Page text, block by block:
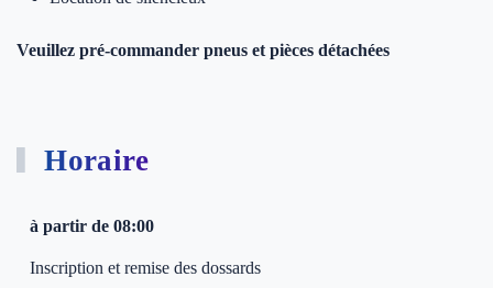
Veuillez pré-commander pneus et pièces détachées
Horaire
à partir de 08:00
Inscription et remise des dossards